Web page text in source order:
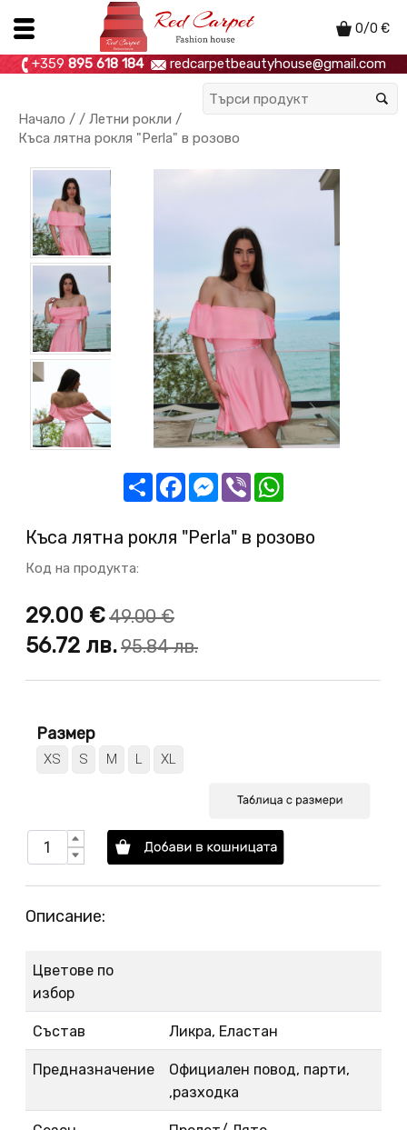
0/0 €
+359 895 618 184 redcarpetbeautyhouse@gmail.com
Начало / / Летни рокли /
Къса лятна рокля "Perla" в розово
ShareFacebookMessenger
Viber
Къса лятна рокля "Perla" в розово
Код на продукта:
29.00 €49.00 €
56.72 лв.95.84лв.
Размер
XS S M L XL
Описание:
Цветове по
избор
Състав Ликра, Еластан
Предназначение
Официален повод, парти,
,разходка